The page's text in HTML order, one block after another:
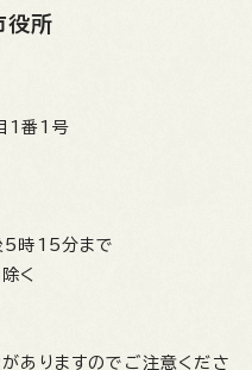
役所
1番1号
時15分まで
く
ありますのでご注意くださ